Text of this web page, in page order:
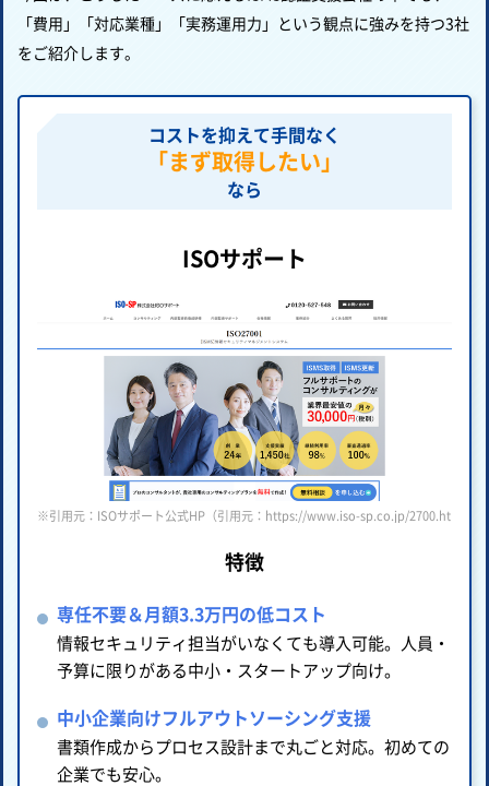
「費用」「対応業種」「実務運用力」という観点に強みを持つ3社
をご紹介します。
コストを抑えて手間なく
「まず取得したい」
なら
ISOサポート
※引用元：ISOサポート公式HP（引用元：https://www.iso-sp.co.jp/2700.html ）
特徴
専任不要＆月額3.3万円の低コスト
情報セキュリティ担当がいなくても導入可能。人員・
予算に限りがある中小・スタートアップ向け。
中小企業向けフルアウトソーシング支援
書類作成からプロセス設計まで丸ごと対応。初めての
企業でも安心。